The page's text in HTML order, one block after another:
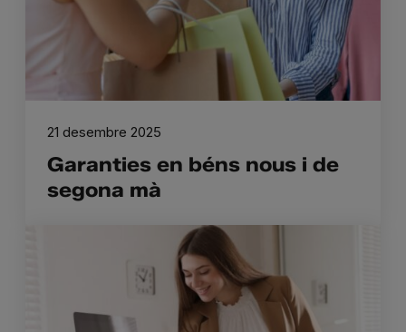
Garanties en béns nous i de
segona mà
21 desembre 2025